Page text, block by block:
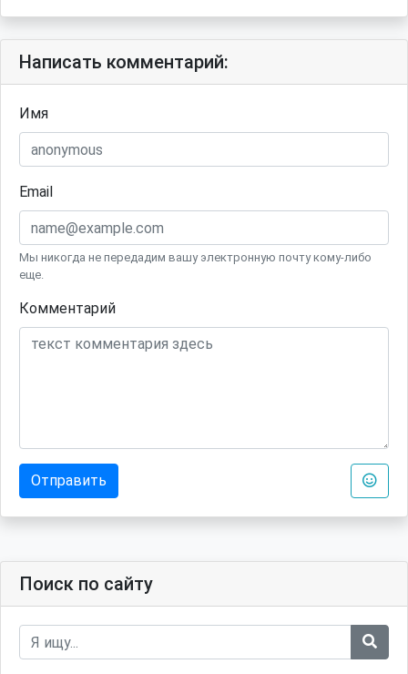
Написать комментарий:
Имя
Email
Мы никогда не передадим вашу электронную почту кому-либо
еще.
Комментарий
Отправить
Поиск по сайту